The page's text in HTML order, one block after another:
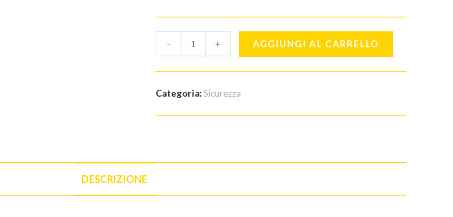
Telecamera
EZVIZ
H6C
2MP
interno
- + AGGIUNGI AL CARRELLO
Categoria:Sicurezza
DESCRIZIONE